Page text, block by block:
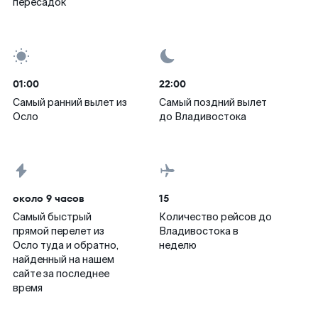
01:00
Самый ранний вылет из
Осло
22:00
Самый поздний вылет
до Владивостока
около 9 часов
Самый быстрый
прямой перелет из
Осло туда и обратно,
найденный на нашем
сайте за последнее
время
15
Количество рейсов до
Владивостока в
неделю